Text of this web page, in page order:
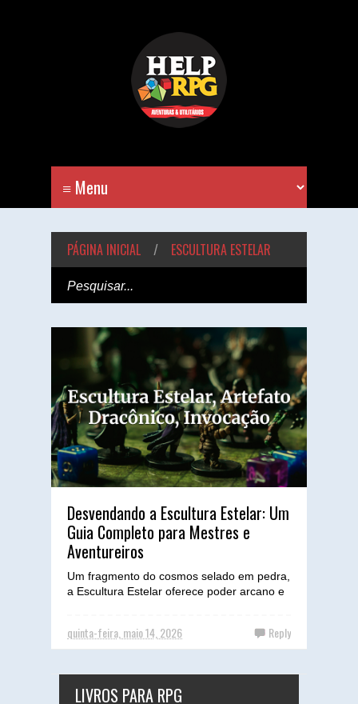
PÁGINA INICIAL / ESCULTURA ESTELAR
Desvendando a Escultura Estelar: Um
Guia Completo para Mestres e
Aventureiros
Um fragmento do cosmos selado em pedra,
a Escultura Estelar oferece poder arcano e
quinta-feira, maio 14, 2026 Reply
LIVROS PARA RPG